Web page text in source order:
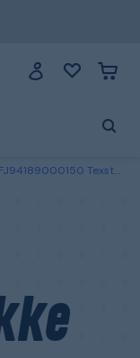
FJ94189000150 Texstar Softshelljakke søværn Marine blå